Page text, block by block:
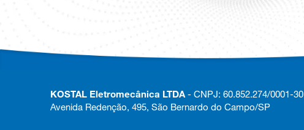
KOSTAL Eletromecânica LTDA - CNPJ: 60.852.274/0001-30
Avenida Redenção, 495, São Bernardo do Campo/SP